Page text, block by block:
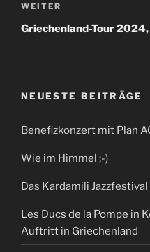
Nächster
Beitrag
WEITER
Griechenland-Tour
NEUESTE BEITRÄGE
Benefizkonzert mit Plan
Wie im Himmel ;-)
Das Kardamili
Les Ducs de la Pompe in
Auftritt in Griechenland